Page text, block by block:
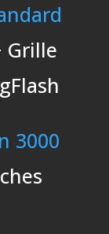
Grille
3000